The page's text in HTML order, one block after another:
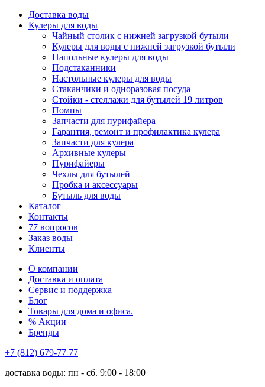
Доставка воды
Кулеры для воды
Чайный столик с нижней загрузкой бутыли
Кулеры для воды с нижней загрузкой бутыли
Напольные кулеры для воды
Подстаканники
Настольные кулеры для воды
Стаканчики и одноразовая посуда
Стойки - стеллажи для бутылей 19 литров
Помпы
Запчасти для пурифайера
Гарантия, ремонт и профилактика кулера
Запчасти для кулера
Архивные кулеры
Пурифайеры
Чехлы для бутылей
Пробка и аксессуары
Бутыль для воды
Каталог
Контакты
77 вопросов
Заказ воды
Клиенты
О компании
Доставка и оплата
Сервис и поддержка
Блог
Товары для дома и офиса.
% Акции
Бренды
+7 (812) 679-77 77
доставка воды: пн - сб. 9:00 - 18:00